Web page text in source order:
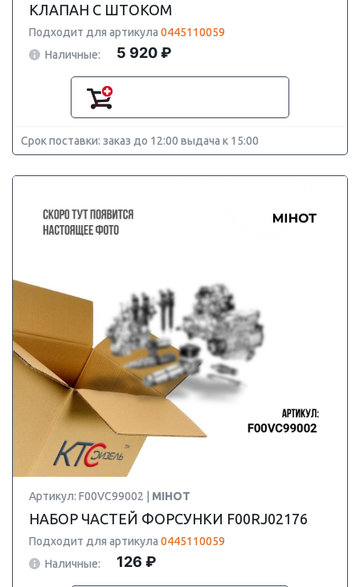
КЛАПАН С ШТОКОМ
Подходит для артикула 0445110059
Наличные:
5 920 ₽
Срок поставки: заказ до 12:00 выдача к 15:00
Артикул: F00VC99002 | MIHOT
НАБОР ЧАСТЕЙ ФОРСУНКИ F00RJ02176
Подходит для артикула 0445110059
Наличные:
126 ₽